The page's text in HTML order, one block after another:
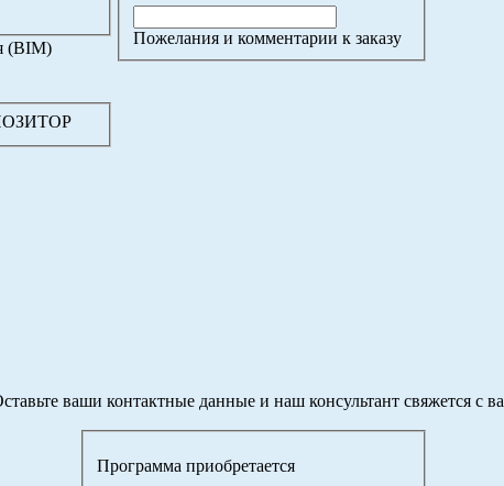
(BIM)
Пожелания и комментарии к заказу
ваши контактные данные и наш консультант свяжется с
Программа приобретается